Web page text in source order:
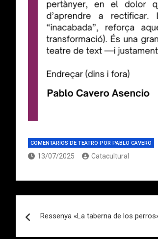
COMENTARIOS DE TEATRO POR PABLO CAVERO
13/07/2025 Catacultural
de
Ressenya «La taberna de los